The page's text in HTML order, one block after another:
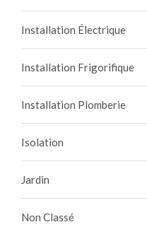
Installation Électrique
Installation Frigorifique
Installation Plomberie
Isolation
Jardin
Non Classé